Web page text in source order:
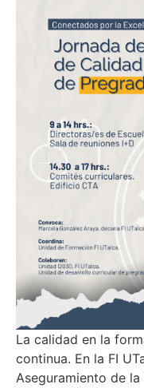
La calidad en la
continua. En la FI
Aseguramiento de